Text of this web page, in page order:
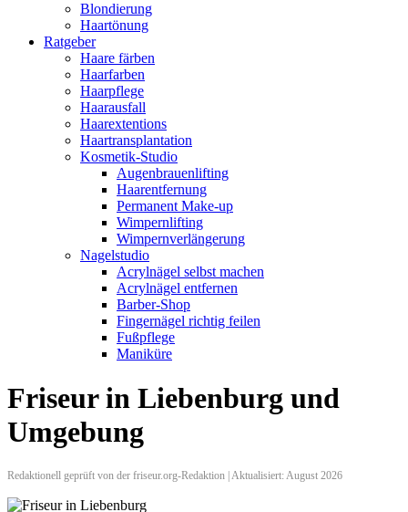
Blondierung
Haartönung
Ratgeber
Haare färben
Haarfarben
Haarpflege
Haarausfall
Haarextentions
Haartransplantation
Kosmetik-Studio
Augenbrauenlifting
Haarentfernung
Permanent Make-up
Wimpernlifting
Wimpernverlängerung
Nagelstudio
Acrylnägel selbst machen
Acrylnägel entfernen
Barber-Shop
Fingernägel richtig feilen
Fußpflege
Maniküre
Friseur in Liebenburg und
Umgebung
Redaktionell geprüft von der friseur.org-Redaktion | Aktualisiert: August 2026